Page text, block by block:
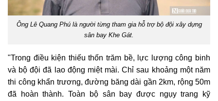
Ông Lê Quang Phú là người từng tham gia hỗ trợ bộ đội xây dựng
sân bay Khe Gát.
"Trong điều kiện thiếu thốn trăm bề, lực lượng công binh
và bộ đội đã lao động miệt mài. Chỉ sau khoảng một năm
thi công khẩn trương, đường băng dài gần 2km, rộng 50m
đã hoàn thành. Toàn bộ sân bay được ngụy trang kỹ